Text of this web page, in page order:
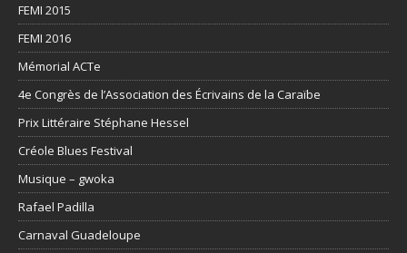
FEMI 2015
FEMI 2016
Mémorial ACTe
4e Congrès de l’Association des Écrivains de la Caraïbe
Prix Littéraire Stéphane Hessel
Créole Blues Festival
Musique – gwoka
Rafael Padilla
Carnaval Guadeloupe